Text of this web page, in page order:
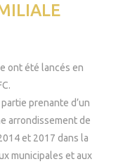
ont été lancés en
partie prenante d’un
arrondissement de
et 2017 dans la
municipales et aux